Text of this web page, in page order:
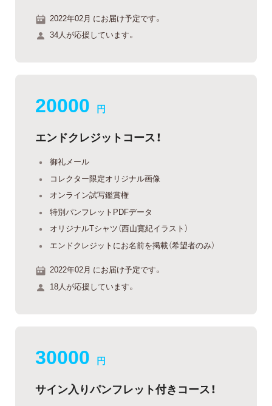
2022年02月 にお届け予定です。
34人が応援しています。
20000 円
エンドクレジットコース！
御礼メール
コレクター限定オリジナル画像
オンライン試写鑑賞権
特別パンフレットPDFデータ
オリジナルTシャツ（西山寛紀イラスト）
エンドクレジットにお名前を掲載（希望者のみ）
2022年02月 にお届け予定です。
18人が応援しています。
30000 円
サイン入りパンフレット付きコース！